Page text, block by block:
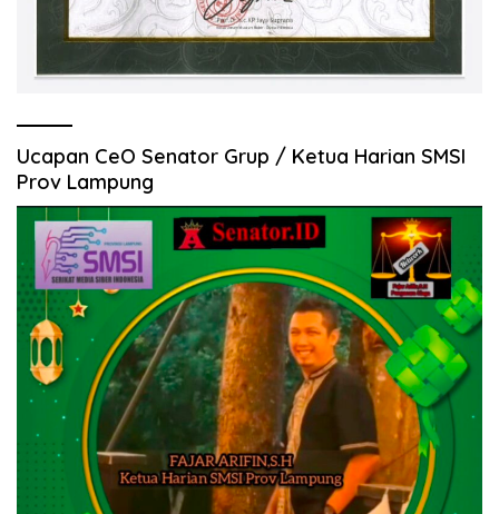
Ucapan CeO Senator Grup / Ketua Harian SMSI
Prov Lampung